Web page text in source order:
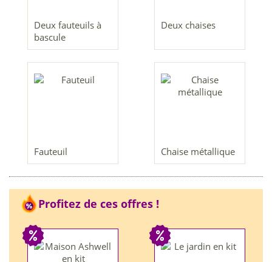
Deux fauteuils à
bascule
Deux chaises
Fauteuil Chaise métallique
Profitez de ces offres !